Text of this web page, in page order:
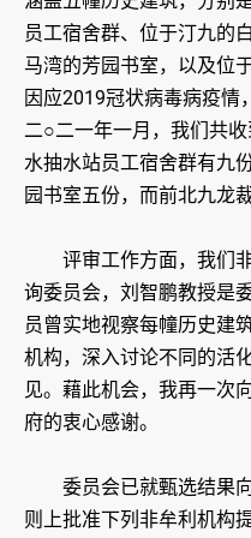
员工宿舍群、位于汀九的
马湾的芳园书室，以及位
因应2019冠状病毒病疫情
二○二一年一月，我们共
水抽水站员工宿舍群有九
园书室五份，而前北九龙
评审工作方面，我们非
询委员会，刘智鹏教授是
员曾实地视察每幢历史建
机构，深入讨论不同的活
见。藉此机会，我再一次
府的衷心感谢。
委员会已就甄选结果向
则上批准下列非牟利机构